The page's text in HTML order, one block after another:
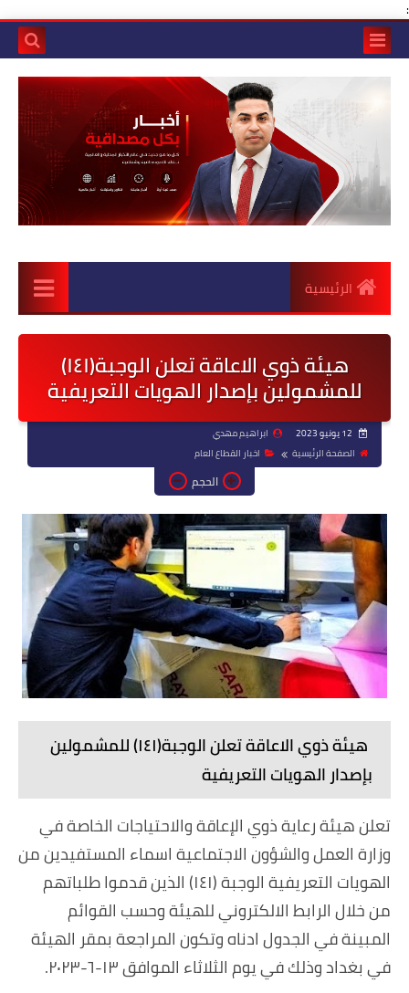
:
الرئيسية
هيئة ذوي الاعاقة تعلن الوجبة(١٤١)
للمشمولين بإصدار الهويات التعريفية
ابراهيم مهدي
الصفحة الرئيسية
اخبار القطاع العام
الحجم
هيئة ذوي الاعاقة تعلن الوجبة(١٤١) للمشمولين
بإصدار الهويات التعريفية
تعلن هيئة رعاية ذوي الإعاقة والاحتياجات الخاصة في
وزارة العمل والشؤون الاجتماعية اسماء المستفيدين من
الهويات التعريفية الوجبة (١٤١) الذين قدموا طلباتهم
من خلال الرابط الالكتروني للهيئة وحسب القوائم
المبينة في الجدول ادناه وتكون المراجعة بمقر الهيئة
في بغداد وذلك في يوم الثلاثاء الموافق ١٣-٦-٢٠٢٣.